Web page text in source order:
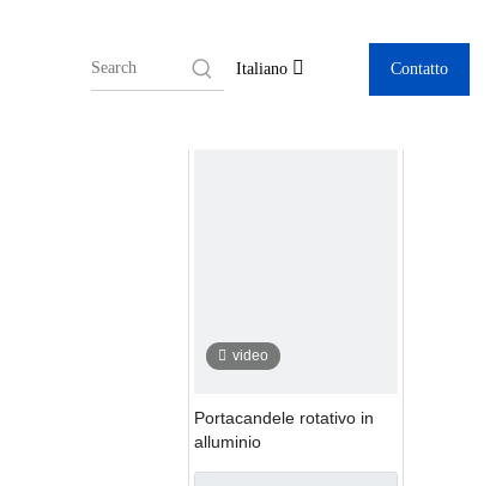
Italiano Contatto
video
Portacandele rotativo in
alluminio